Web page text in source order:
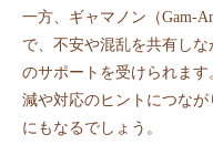
一方、ギャマノン（Gam-
で、不安や混乱を共有し
のサポートを受けられま
減や対応のヒントにつな
にもなるでしょう。